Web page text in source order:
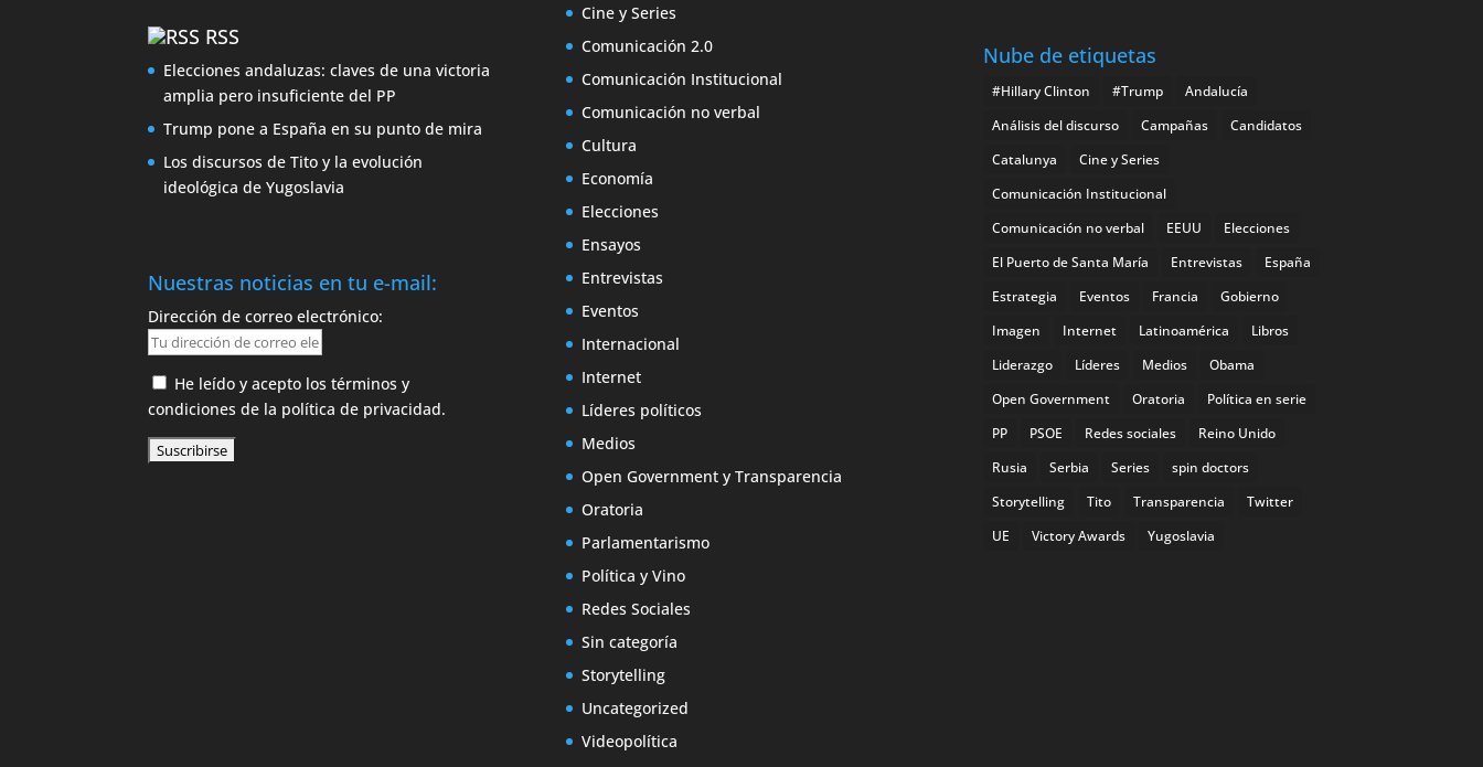
RSS
Elecciones andaluzas: claves de una victoria
amplia pero insuficiente del PP
Trump pone a España en su punto de mira
Los discursos de Tito y la evolución
ideológica de Yugoslavia
Nuestras noticias en tu e-mail:
Dirección de correo electrónico:
He leído y acepto los términos y
condiciones de la política de privacidad.
Cine y Series
Comunicación 2.0
Comunicación Institucional
Comunicación no verbal
Cultura
Economía
Elecciones
Ensayos
Entrevistas
Eventos
Internacional
Internet
Líderes políticos
Medios
Open Government y Transparencia
Oratoria
Parlamentarismo
Política y Vino
Redes Sociales
Sin categoría
Storytelling
Uncategorized
Videopolítica
Nube de etiquetas
#Hillary Clinton #Trump
Andalucía
Análisis del discurso
Campañas
Candidatos
Catalunya
Cine y Series
Comunicación Institucional
Comunicación no verbal
EEUU
Elecciones
El Puerto de Santa María
Entrevistas
España
Estrategia
Eventos Francia
Gobierno
Imagen
Internet Latinoamérica
Libros
Liderazgo
Líderes Medios
Obama
Open Government
Oratoria
Política en serie
PP
PSOE Redes sociales
Reino Unido
Rusia
Serbia Series
spin doctors
Storytelling
Tito Transparencia
Twitter
UE
Victory Awards Yugoslavia